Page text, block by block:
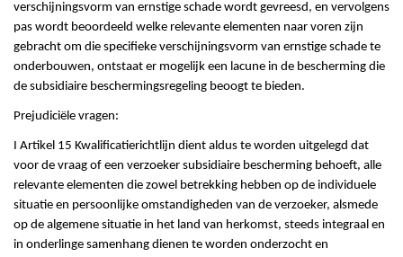
verschijningsvorm van ernstige schade wordt gevreesd, en vervolgens
pas wordt beoordeeld welke relevante elementen naar voren zijn
gebracht om die specifieke verschijningsvorm van ernstige schade te
onderbouwen, ontstaat er mogelijk een lacune in de bescherming die
de subsidiaire beschermingsregeling beoogt te bieden.
Prejudiciële vragen:
I Artikel 15 Kwalificatierichtlijn dient aldus te worden uitgelegd dat
voor de vraag of een verzoeker subsidiaire bescherming behoeft, alle
relevante elementen die zowel betrekking hebben op de individuele
situatie en persoonlijke omstandigheden van de verzoeker, alsmede
op de algemene situatie in het land van herkomst, steeds integraal en
in onderlinge samenhang dienen te worden onderzocht en